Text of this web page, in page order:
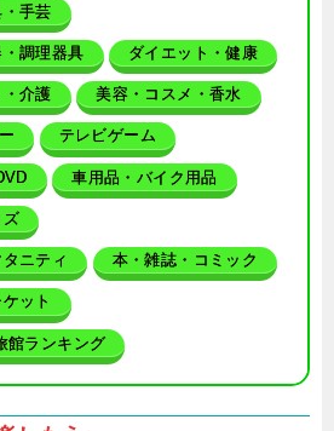
手芸
調理器具 ダイエット・健康
介護 美容・コスメ・香水
テレビゲーム
車用品・バイク用品
ズ
ニティ 本・雑誌・コミック
ット
館ランキング